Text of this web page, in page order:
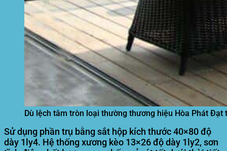
Dù lệch tâm tròn loại thường thương hiệu Hòa Phát Đạt
Sử dụng phần trụ bằng sắt hộp kích thước 40×80 độ
dày 1ly4. Hệ thống xương kèo 13×26 độ dày 1ly2, sơn